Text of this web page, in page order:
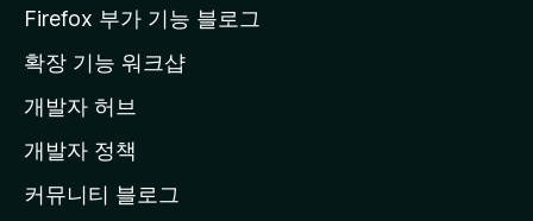
a
페
이
지
이
Firefox 부가 기능 블로그
확장 기능 워크샵
개발자 허브
개발자 정책
커뮤니티 블로그